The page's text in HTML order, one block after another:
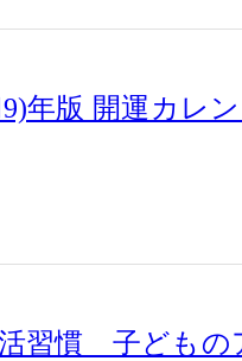
年版 開運カレ
習慣 子どもの